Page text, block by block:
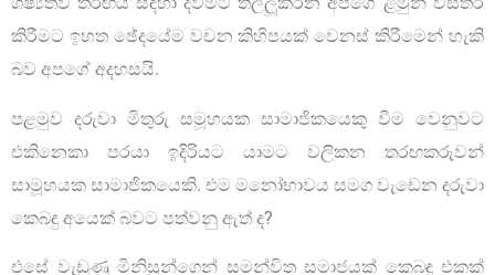
කිරීමට ඉහත ඡේදයේම වචන කිහිපයක් වෙනස් කිරීමෙන් හැකි
බව අපගේ අදහසයි.
පළමුව දරුවා මිතුරු සමූහයක සාමාජිකයෙකු වීම වෙනුවට
එකිනෙකා පරයා ඉදිරියට යාමට වලිකන තරඟකරුවන්
සාමූහයක සාමාජිකයෙකි. එම මනෝභාවය සමග වැඩෙන දරුවා
කෙබඳු අයෙක් බවට පත්වනු ඇත් ද?
එසේ වැඩුණු මිනිසුන්ගෙන් සමන්විත සමාජයක් කෙබඳු එකක්